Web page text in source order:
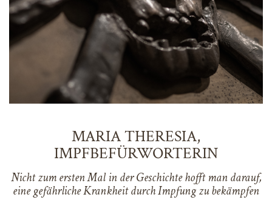
MARIA THERESIA,
IMPFBEFÜRWORTERIN
Nicht zum ersten Mal in der Geschichte hofft man darauf,
eine gefährliche Krankheit durch Impfung zu bekämpfen